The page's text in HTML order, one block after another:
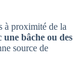
à proximité de la
une bâche ou des
source de